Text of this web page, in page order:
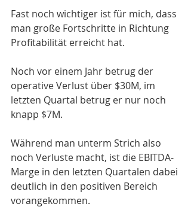
Fast noch wichtiger ist für mich, dass
man große Fortschritte in Richtung
Profitabilität erreicht hat.
Noch vor einem Jahr betrug der
operative Verlust über $30M, im
letzten Quartal betrug er nur noch
knapp $7M.
Während man unterm Strich also
noch Verluste macht, ist die EBITDA-
Marge in den letzten Quartalen dabei
deutlich in den positiven Bereich
vorangekommen.